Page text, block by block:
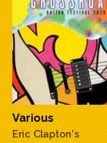
Various
Eric Clapton's